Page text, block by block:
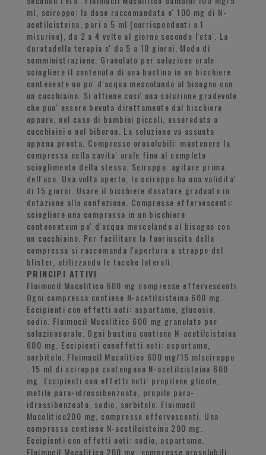
ml, sciroppo: la dose raccomandata e' 100 mg di N-
acetilcisteina, pari a 5 ml (corrispondenti a 1
misurino), da 2 a 4 volte al giorno secondo l'eta'. La
duratadella terapia e' da 5 a 10 giorni. Modo di
somministrazione. Granulato per soluzione orale:
sciogliere il contenuto di una bustina in un bicchiere
contenente un po' d'acqua mescolando al bisogno con
un cucchiaino. Si ottiene cosi' una soluzione gradevole
che puo' essere bevuta direttamente dal bicchiere
oppure, nel caso di bambini piccoli, esseredata a
cucchiaini o nel biberon. La soluzione va assunta
appena pronta. Compresse orosolubili: mantenere la
compressa nella cavita' orale fino al completo
scioglimento della stessa. Sciroppo: agitare prima
dell'uso. Una volta aperto, lo sciroppo ha una validita'
di 15 giorni. Usare il bicchiere dosatore graduato in
dotazione alla confezione. Compresse effervescenti:
sciogliere una compressa in un bicchiere
contenenteun po' d'acqua mescolando al bisogno con
un cucchiaino. Per facilitare la fuoriuscita della
compressa si raccomanda l'apertura a strappo del
blister, utilizzando le tacche laterali.
PRINCIPI ATTIVI
Fluimucil Mucolitico 600 mg compresse effervescenti.
Ogni compressa contiene N-acetilcisteina 600 mg.
Eccipienti con effetti noti: aspartame, glucosio,
sodio. Fluimucil Mucolitico 600 mg granulato per
soluzioneorale. Ogni bustina contiene N-acetilcisteina
600 mg. Eccipienti coneffetti noti: aspartame,
sorbitolo. Fluimucil Mucolitico 600 mg/15 mlsciroppo
. 15 ml di sciroppo contengono N-acetilcisteina 600
mg. Eccipienti con effetti noti: propilene glicole,
metile para-idrossibenzoato, propile para-
idrossibenzoato, sodio, sorbitolo. Fluimucil
Mucolitico200 mg, compresse effervescenti. Una
compressa contiene N-acetilcisteina 200 mg.
Eccipienti con effetti noti: sodio, aspartame.
Fluimucil Mucolitico 200 mg, compresse orosolubili.